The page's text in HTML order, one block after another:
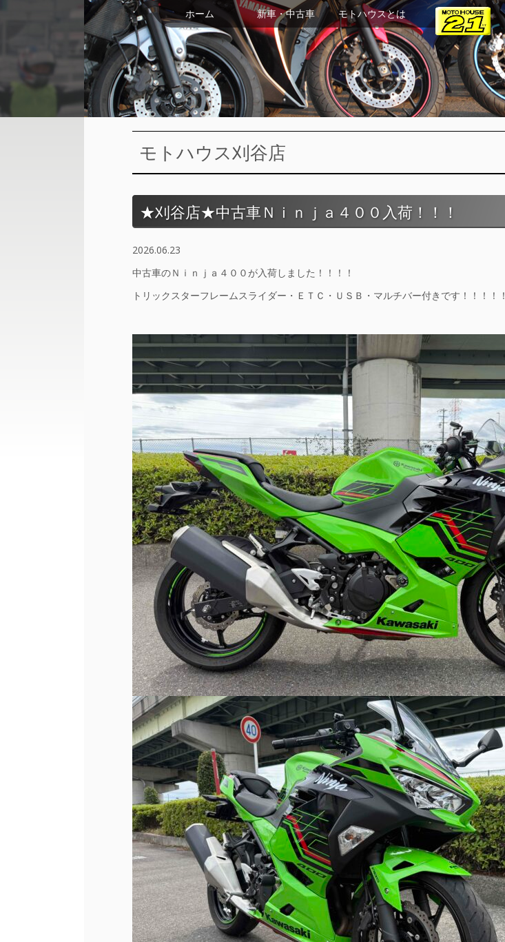
ホーム 新車・中古車 モトハウスとは
モトハウス刈谷店
★刈谷店★中古車Ｎｉｎｊａ４００入荷！！！
2026.06.23
中古車のＮｉｎｊａ４００が入荷しました！！！！
トリックスターフレームスライダー・ＥＴＣ・ＵＳＢ・マルチバー付きです！！！！！